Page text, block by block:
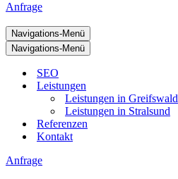
Anfrage
Navigations-Menü
Navigations-Menü
SEO
Leistungen
Leistungen in Greifswald
Leistungen in Stralsund
Referenzen
Kontakt
Anfrage